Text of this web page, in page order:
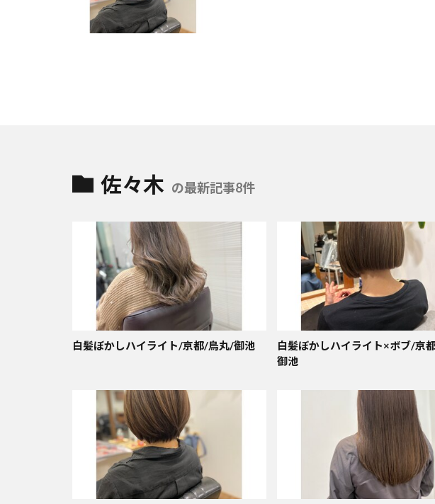
佐々木 の最新記事8件
白髪ぼかしハイライト/京都/烏丸/御池
白髪ぼかしハイライト×ボブ/京
御池